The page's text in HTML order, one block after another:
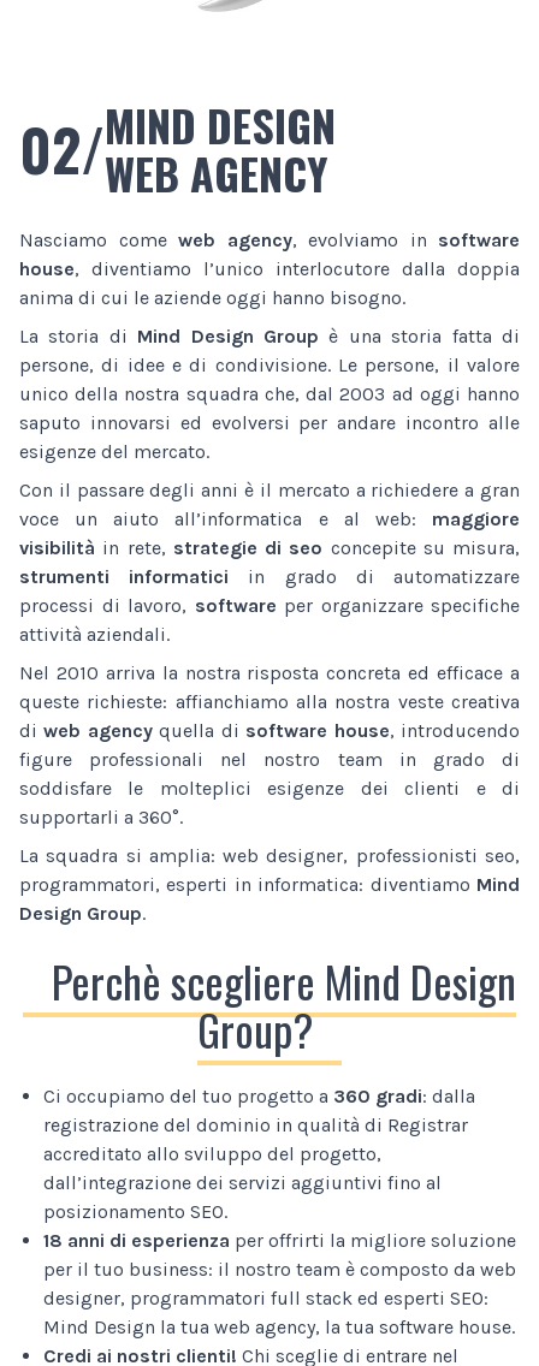
02/MIND DESIGN
WEB AGENCY
Nasciamo come web agency, evolviamo in software
house, diventiamo l’unico interlocutore dalla doppia
anima di cui le aziende oggi hanno bisogno.
La storia di Mind Design Group è una storia fatta di
persone, di idee e di condivisione. Le persone, il valore
unico della nostra squadra che, dal 2003 ad oggi hanno
saputo innovarsi ed evolversi per andare incontro alle
esigenze del mercato.
Con il passare degli anni è il mercato a richiedere a gran
voce un aiuto all’informatica e al web: maggiore
visibilità in rete, strategie di seo concepite su misura,
strumenti informatici in grado di automatizzare
processi di lavoro, software per organizzare specifiche
attività aziendali.
Nel 2010 arriva la nostra risposta concreta ed efficace a
queste richieste: affianchiamo alla nostra veste creativa
diweb agencyquella di software house, introducendo
figure professionali nel nostro team in grado di
soddisfare le molteplici esigenze dei clienti e di
supportarli a 360°.
La squadra si amplia: web designer, professionisti seo,
programmatori, esperti in informatica: diventiamo Mind
Design Group.
Perchè scegliere Mind Design
Group?
Ci occupiamo del tuo progetto a 360 gradi: dalla
registrazione del dominio in qualità di Registrar
accreditato allo sviluppo del progetto,
dall’integrazione dei servizi aggiuntivi fino al
posizionamento SEO.
18 anni di esperienza per offrirti la migliore soluzione
per il tuo business: il nostro team è composto da web
designer, programmatori full stack ed esperti SEO:
Mind Design la tua web agency, la tua software house.
Credi ai nostri clienti! Chi sceglie di entrare nel